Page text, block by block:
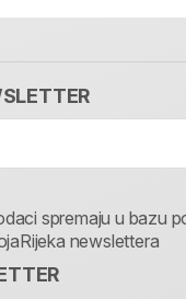
spremaju u bazu
newslettera